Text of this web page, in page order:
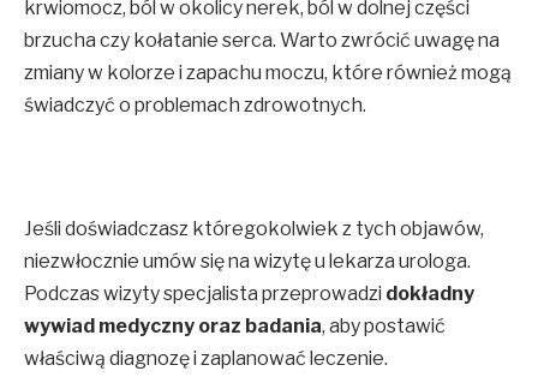
krwiomocz, ból w okolicy nerek, ból w dolnej części
brzucha czy kołatanie serca. Warto zwrócić uwagę na
zmiany w kolorze i zapachu moczu, które również mogą
świadczyć o problemach zdrowotnych.
Jeśli doświadczasz któregokolwiek z tych objawów,
niezwłocznie umów się na wizytę u lekarza urologa.
Podczas wizyty specjalista przeprowadzi dokładny
wywiad medyczny oraz badania, aby postawić
właściwą diagnozę i zaplanować leczenie.